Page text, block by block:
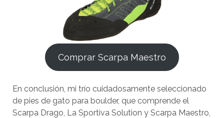
Comprar Scarpa Maestro
En conclusión, mi trío cuidadosamente seleccionado
de pies de gato para boulder, que comprende el
Scarpa Drago, La Sportiva Solution y Scarpa Maestro,